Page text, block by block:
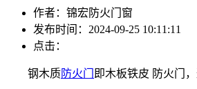
作者：锦宏防火门窗
发布时间：2024-09-25 10:11:11
点击：
钢木质防火门 即木板铁皮 防火门